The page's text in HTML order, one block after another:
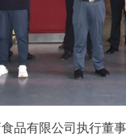
有限公司执行董